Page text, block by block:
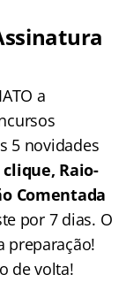
a
5 novidades
Raio-
Comentada
por 7 dias. O
preparação!
de volta!